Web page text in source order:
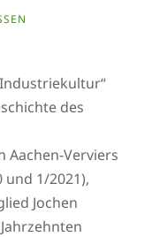
des
Aachen-Verviers
und 1/2021),
Jochen